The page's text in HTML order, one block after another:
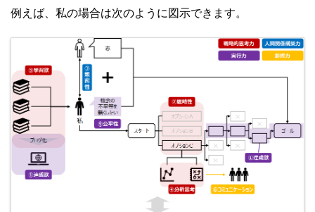
例えば、私の場合は次のように図示できます。